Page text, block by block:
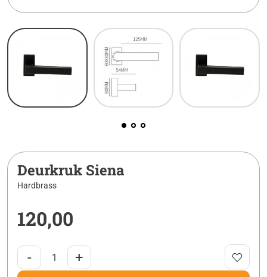
Deurkruk Siena
Hardbrass
120,00
- +